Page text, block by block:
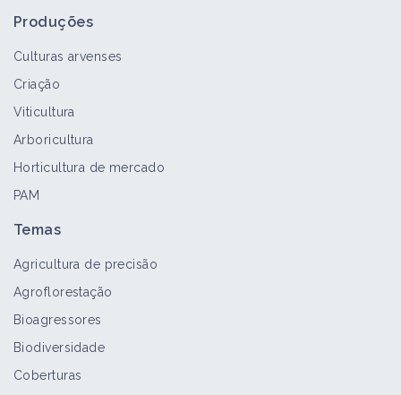
Produções
Culturas arvenses
Criação
Viticultura
Arboricultura
Horticultura de mercado
PAM
Temas
Agricultura de precisão
Agroflorestação
Bioagressores
Biodiversidade
Coberturas